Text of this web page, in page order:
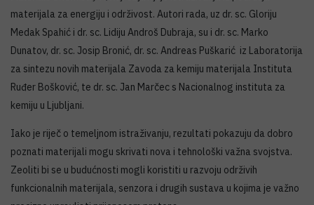
materijala za energiju i održivost. Autori rada, uz dr. sc. Gloriju
Medak Spahić i dr. sc. Lidiju Androš Dubraja, su i dr. sc. Marko
Dunatov, dr. sc. Josip Bronić, dr. sc. Andreas Puškarić iz Laboratorija
za sintezu novih materijala Zavoda za kemiju materijala Instituta
Ruđer Bošković, te dr. sc. Jan Marčec s Nacionalnog instituta za
kemiju u Ljubljani.
Iako je riječ o temeljnom istraživanju, rezultati pokazuju da dobro
poznati materijali mogu skrivati nova i tehnološki važna svojstva.
Zeoliti bi se u budućnosti mogli koristiti u razvoju održivih
funkcionalnih materijala, senzora i drugih sustava u kojima je važno